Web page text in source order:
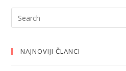
NAJNOVIJI ČLANCI